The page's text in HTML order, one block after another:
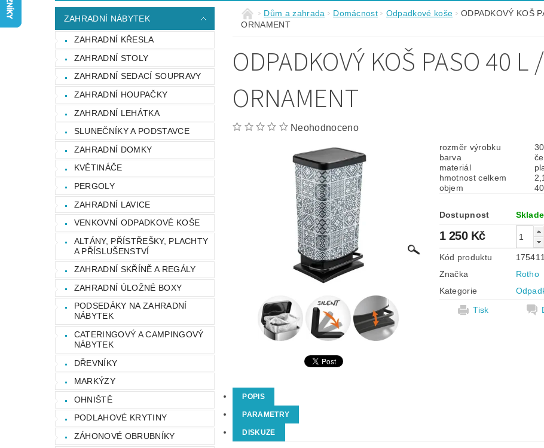
STRUČNĚ O DOPRAVĚ A PLATBĚ NAPIŠTE NÁM OBCHODNÍ PODMÍNKY KONTAKTY
OCHRANA OSOBNÍCH ÚDAJŮ
ZAHRADNÍ NÁBYTEK
ZAHRADNÍ KŘESLA
ZAHRADNÍ STOLY
ZAHRADNÍ SEDACÍ SOUPRAVY
ZAHRADNÍ HOUPAČKY
ZAHRADNÍ LEHÁTKA
SLUNEČNÍKY A PODSTAVCE
ZAHRADNÍ DOMKY
KVĚTINÁČE
PERGOLY
ZAHRADNÍ LAVICE
VENKOVNÍ ODPADKOVÉ KOŠE
ALTÁNY, PŘÍSTŘEŠKY, PLACHTY
A PŘÍSLUŠENSTVÍ
ZAHRADNÍ SKŘÍNĚ A REGÁLY
ZAHRADNÍ ÚLOŽNÉ BOXY
PODSEDÁKY NA ZAHRADNÍ
NÁBYTEK
CATERINGOVÝ A CAMPINGOVÝ
NÁBYTEK
DŘEVNÍKY
MARKÝZY
OHNIŠTĚ
PODLAHOVÉ KRYTINY
ZÁHONOVÉ OBRUBNÍKY
Dům a zahrada Domácnost Odpadkové koše
ODPADKOVÝ KOŠ
ORNAMENT
ODPADKOVÝ KOŠ PASO 40 L /
ORNAMENT
Neohodnoceno
rozměr výrobku
barva
materiál
hmotnost celkem
objem
Dostupnost
1 250 Kč
Kód produktu
Značka
Rotho
Kategorie
Tisk
POPIS
PARAMETRY
DISKUZE